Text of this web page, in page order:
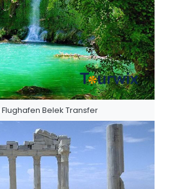
Belek Transfer